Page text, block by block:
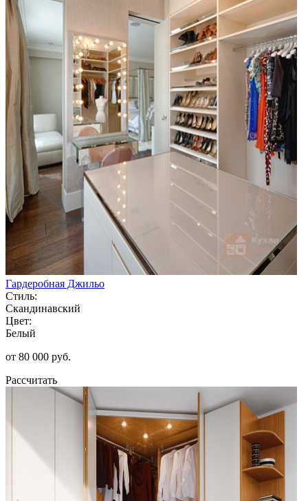
Гардеробная Джильо
Стиль:
Скандинавский
Цвет:
Белый
от 80 000 руб.
Рассчитать